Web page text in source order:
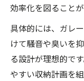
効率化を図ることが
具体的には、ガレ
けて騒音や臭いを
る設計が理想的で
やすい収納計画を